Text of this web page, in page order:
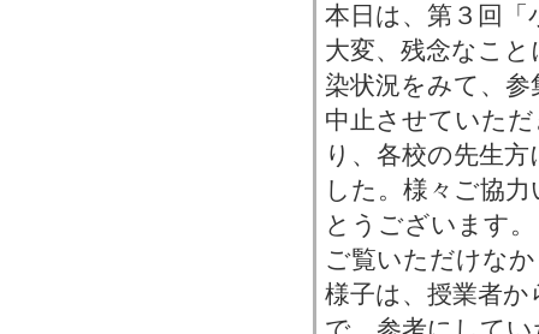
本日は、第３回「
大変、残念なこ
染状況をみて、
中止させていた
り、各校の先生
した。様々ご協
とうございます。
ご覧いただけな
様子は、授業者